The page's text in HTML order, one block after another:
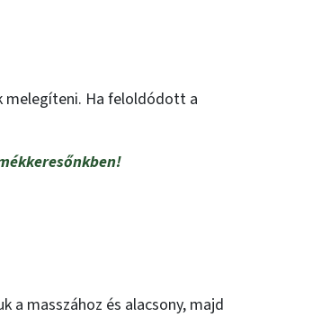
melegíteni. Ha feloldódott a
a masszához és alacsony, majd